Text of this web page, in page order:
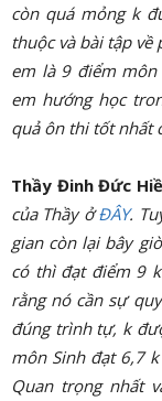
còn quá mỏng k
thuộc và bài tập về
em là 9 điểm
em hướng học
quả ôn thi tốt nhất
Thầy Đinh Đức
của Thầy ởĐÂY.
gian còn lại bây
có thì đạt điểm 9
rằng nó cần sự
đúng trình tự, k
môn Sinh đạt 6,7
Quan trọng nhất